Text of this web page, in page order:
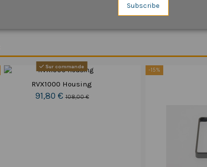
Sur commande
RVX1000 Housing
91,80 €108,00 €
-15%
Subscribe